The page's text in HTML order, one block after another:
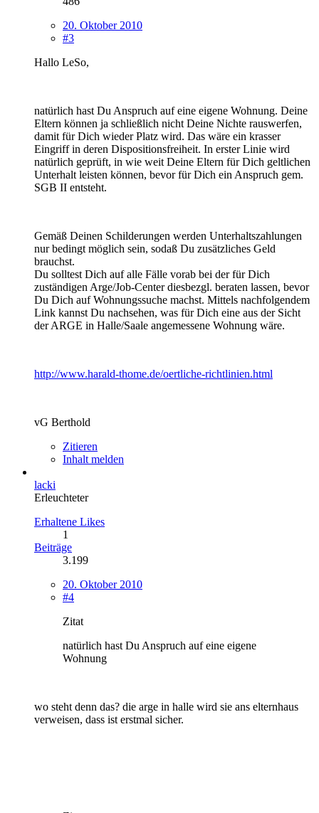
20. Oktober 2010
#3
Hallo LeSo,
natürlich hast Du Anspruch auf eine eigene Wohnung. Deine
Eltern können ja schließlich nicht Deine Nichte rauswerfen,
damit für Dich wieder Platz wird. Das wäre ein krasser
Eingriff in deren Dispositionsfreiheit. In erster Linie wird
natürlich geprüft, in wie weit Deine Eltern für Dich geltlichen
Unterhalt leisten können, bevor für Dich ein Anspruch gem.
SGB II entsteht.
Gemäß Deinen Schilderungen werden Unterhaltszahlungen
nur bedingt möglich sein, sodaß Du zusätzliches Geld
brauchst.
Du solltest Dich auf alle Fälle vorab bei der für Dich
zuständigen Arge/Job-Center diesbezgl. beraten lassen, bevor
Du Dich auf Wohnungssuche machst. Mittels nachfolgendem
Link kannst Du nachsehen, was für Dich eine aus der Sicht
der ARGE in Halle/Saale angemessene Wohnung wäre.
http://www.harald-thome.de/oertliche-richtlinien.html
vG Berthold
Zitieren
Inhalt melden
lacki
Erleuchteter
Erhaltene Likes
1
Beiträge
3.199
20. Oktober 2010
#4
Zitat
natürlich hast Du Anspruch auf eine eigene
Wohnung
wo steht denn das? die arge in halle wird sie ans elternhaus
verweisen, dass ist erstmal sicher.